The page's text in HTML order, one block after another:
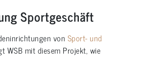
Sportgeschäft
von Sport- und
WSB mit diesem Projekt, wie